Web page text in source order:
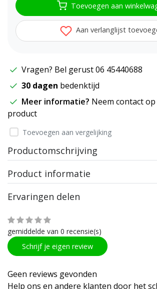
Toevoegen aan
Aan verlanglijst
Vragen? Bel gerust 06 45440688
30 dagen bedenktijd
Meer informatie? Neem contact
product
Toevoegen aan vergelijking
Productomschrijving
Product informatie
Ervaringen delen
gemiddelde van 0 recensie(s)
Schrijf je eigen review
Geen reviews gevonden
Help ons en andere klanten door het